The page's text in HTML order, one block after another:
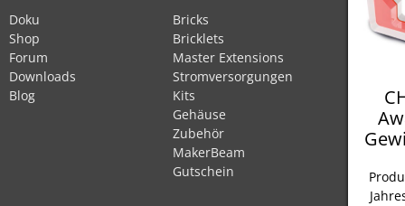
Doku
Shop
Forum
Downloads
Blog
Bricks
Bricklets
Master Extensions
Stromversorgungen
Kits
Gehäuse
Zubehör
MakerBeam
Gutschein